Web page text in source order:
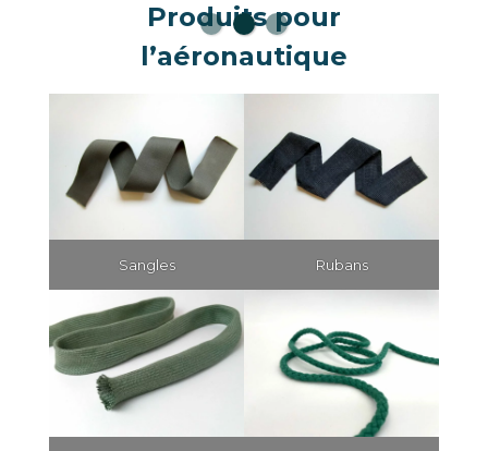
Produits pour
l’aéronautique
Sangles Rubans